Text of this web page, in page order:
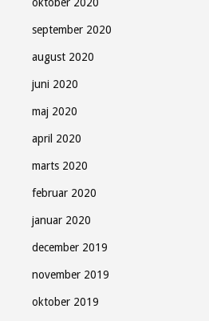
september 2020
august 2020
juni 2020
maj 2020
april 2020
marts 2020
februar 2020
januar 2020
december 2019
november 2019
oktober 2019